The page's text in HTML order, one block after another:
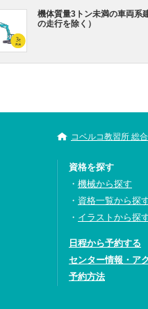
機体質量3トン未満の車両系
の走行を除く）
コベルコ教習所 総
資格を探す
機械から探す
資格一覧から探
イラストから探
日程から予約する
センター情報・ア
予約方法